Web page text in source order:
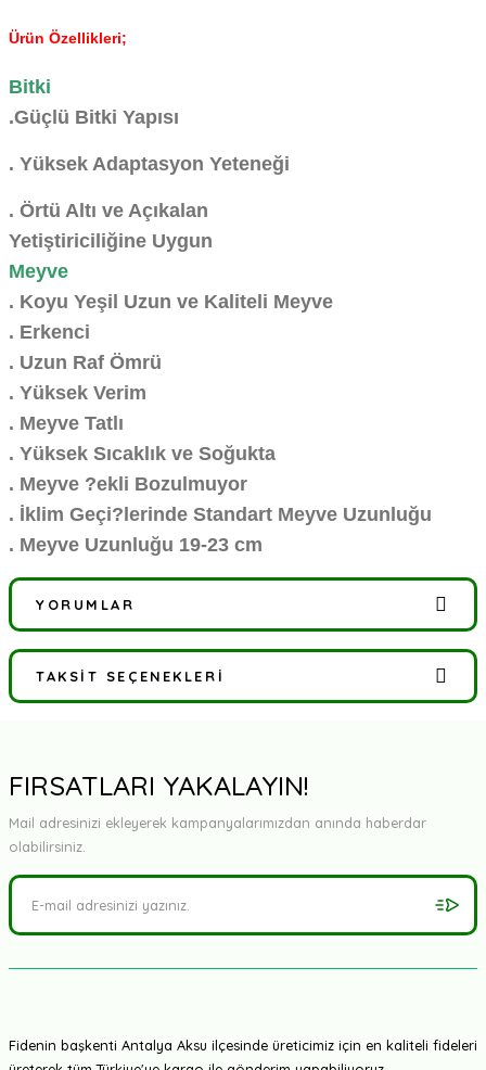
Ürün Özellikleri;
Bitki
.Güçlü Bitki Yapısı
. Yüksek Adaptasyon Yeteneği
. Örtü Altı ve Açıkalan
Yetiştiriciliğine Uygun
Meyve
. Koyu Yeşil Uzun ve Kaliteli Meyve
. Erkenci
. Uzun Raf Ömrü
. Yüksek Verim
. Meyve Tatlı
. Yüksek Sıcaklık ve Soğukta
. Meyve ?ekli Bozulmuyor
. İklim Geçi?lerinde Standart Meyve Uzunluğu
. Meyve Uzunluğu 19-23 cm
YORUMLAR
Bu ürüne ilk yorumu siz yapın!
TAKSIT SEÇENEKLERI
FIRSATLARI YAKALAYIN!
Mail adresinizi ekleyerek kampanyalarımızdan anında haberdar
olabilirsiniz.
Fidenin başkenti Antalya Aksu ilçesinde üreticimiz için en kaliteli fideleri